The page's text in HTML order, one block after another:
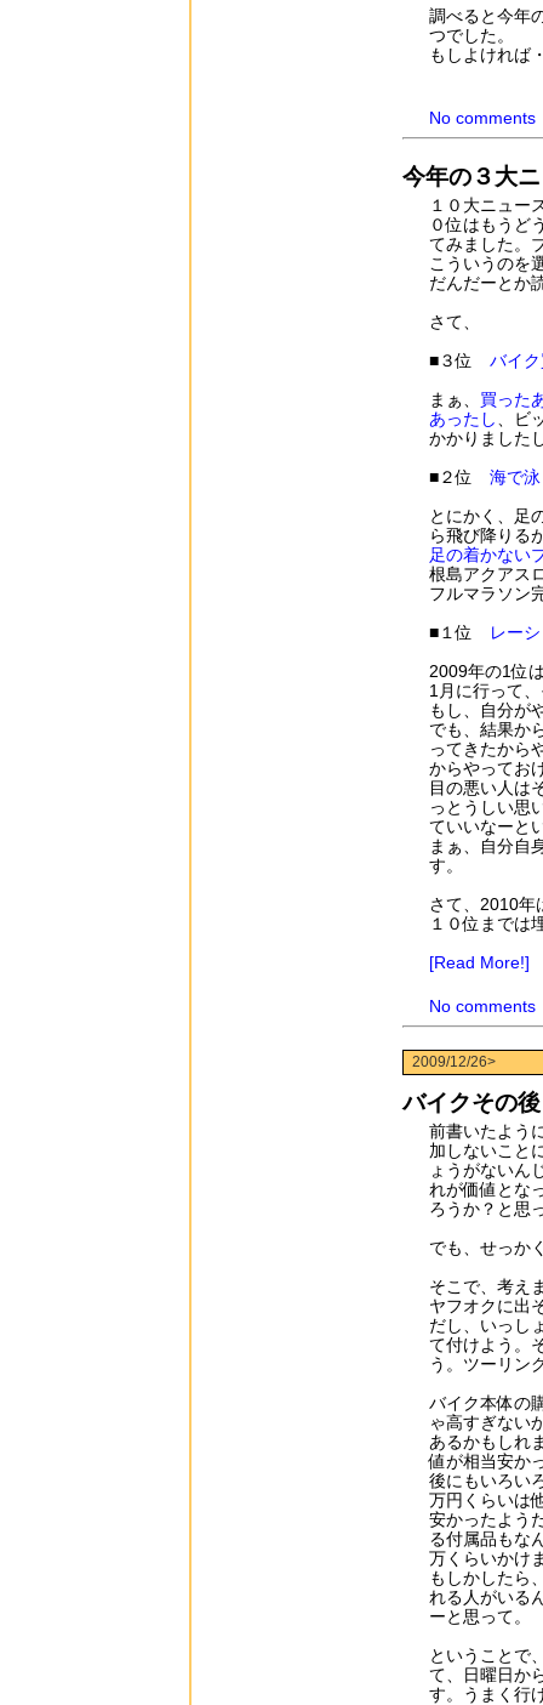
調べると今年
つでした。
もしよければ
No comments
今年の３大
１０大ニュー
０位はもうど
てみました。
こういうのを
だんだーとか
さて、
■３位 バイ
まぁ、 買った
あったし
、
かかりました
■２位 海で
とにかく、足
ら飛び降りる
足の着かない
根島アクアス
フルマラソン
■１位
レー
2009年の1位
1月に行って
もし、自分が
でも、結果か
ってきたから
からやってお
目の悪い人は
っとうしい思
ていいなーと
まぁ、自分自
す。
さて、2010年
１０位までは
[Read More!]
No comments
2009/12/26>
バイクその後
前書いたよう
加しないこと
ょうがないん
れが価値とな
ろうか？と思
でも、せっか
そこで、考え
ヤフオクに出
だし、いっし
て付けよう。
う。ツーリン
バイク本体の
ゃ高すぎない
あるかもしれ
値が相当安か
後にもいろい
万円くらいは
安かったよう
る付属品もな
万くらいかけ
もしかしたら
れる人がいる
ーと思って。
ということで
て、日曜日か
す。うまく行